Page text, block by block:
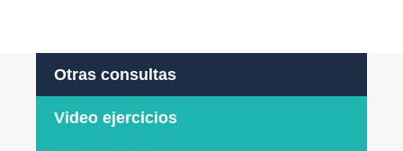
Otras consultas
Video ejercicios